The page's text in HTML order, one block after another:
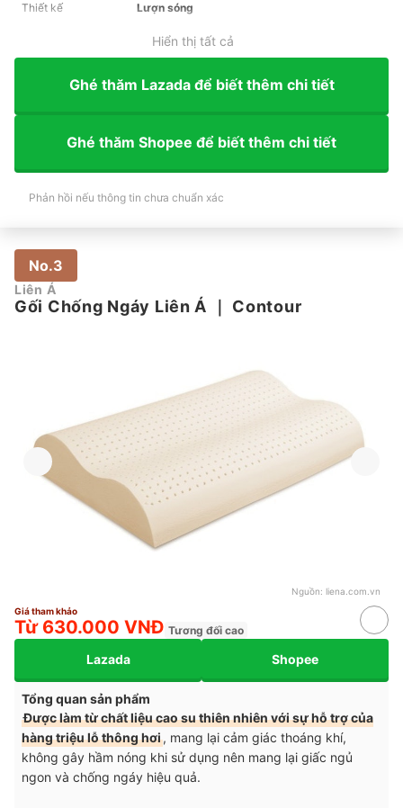
Thiết kế Lượn sóng
Hiển thị tất cả
Ghé thăm Lazada để biết thêm chi tiết
Ghé thăm Shopee để biết thêm chi tiết
Phản hồi nếu thông tin chưa chuẩn xác
No.3
Liên Á
Gối Chống Ngáy Liên Á Contour
Nguồn: liena.com.vn
Giá tham khảo
Từ 630.000 VNĐ Tương đối cao
Lazada Shopee
Tổng quan sản phẩm
Được làm từ chất liệu cao su thiên nhiên với sự hỗ trợ của
hàng triệu lỗ thông hơi, mang lại cảm giác thoáng khí,
không gây hầm nóng khi sử dụng nên mang lại giấc ngủ
ngon và chống ngáy hiệu quả.